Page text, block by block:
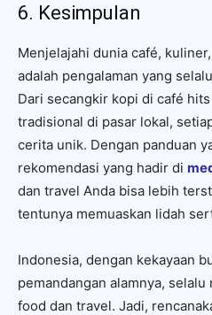
6. Kesimpulan
Menjelajahi dunia café,
adalah pengalaman yang
Dari secangkir kopi di café
tradisional di pasar lokal,
cerita unik. Dengan panduan
rekomendasi yang hadir di
dan travel Anda bisa lebih
tentunya memuaskan lidah
Indonesia, dengan kekayaan
pemandangan alamnya,
food dan travel. Jadi,